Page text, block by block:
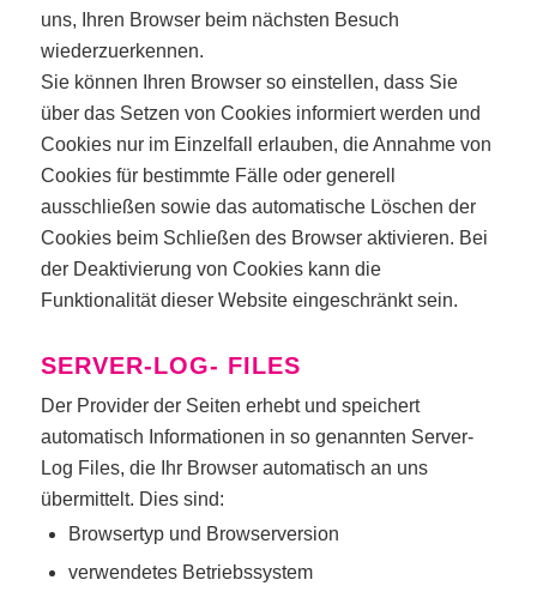
uns, Ihren Browser beim nächsten Besuch
wiederzuerkennen.
Sie können Ihren Browser so einstellen, dass Sie
über das Setzen von Cookies informiert werden und
Cookies nur im Einzelfall erlauben, die Annahme von
Cookies für bestimmte Fälle oder generell
ausschließen sowie das automatische Löschen der
Cookies beim Schließen des Browser aktivieren. Bei
der Deaktivierung von Cookies kann die
Funktionalität dieser Website eingeschränkt sein.
SERVER-LOG- FILES
Der Provider der Seiten erhebt und speichert
automatisch Informationen in so genannten Server-
Log Files, die Ihr Browser automatisch an uns
übermittelt. Dies sind:
Browsertyp und Browserversion
verwendetes Betriebssystem